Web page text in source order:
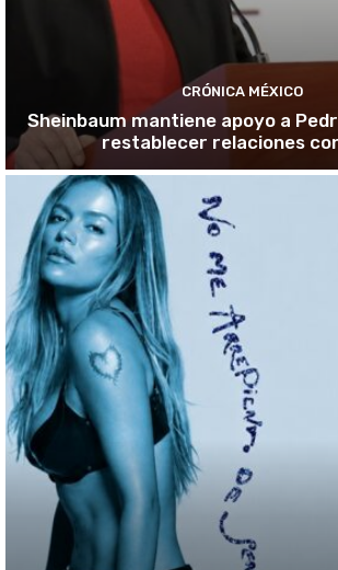
CRÓNICA MÉXICO
Sheinbaum mantiene apoyo a
restablecer relaciones